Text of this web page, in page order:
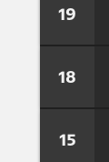
19
18
15